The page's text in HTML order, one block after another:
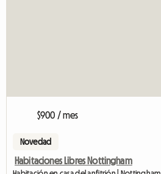
$900 / mes
Novedad
Habitaciones Libres Nottingham